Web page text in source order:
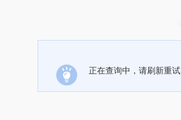
正在查询中，请刷新重试